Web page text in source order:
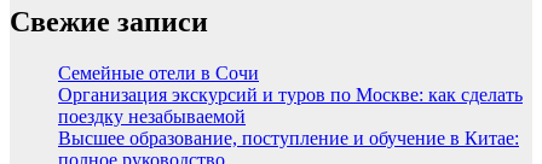
Свежие записи
Семейные отели в Сочи
Организация экскурсий и туров по Москве: как сделать
поездку незабываемой
Высшее образование, поступление и обучение в Китае:
полное руководство